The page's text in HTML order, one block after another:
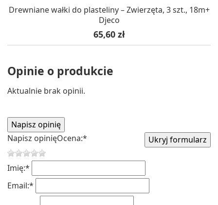
Drewniane wałki do plasteliny – Zwierzęta, 3 szt., 18m+
Djeco
Cena
65,60 zł
Opinie o produkcie
Aktualnie brak opinii.
Napisz opinięOcena:*
Imię:*
Email:*